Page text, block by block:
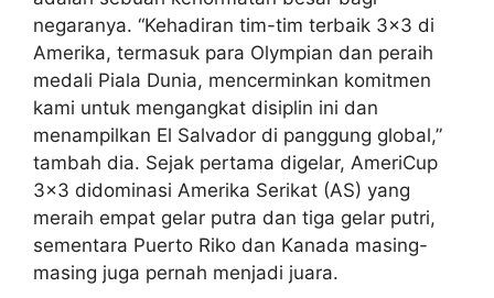
negaranya. “Kehadiran tim-tim terbaik 3×3 di
Amerika, termasuk para Olympian dan peraih
medali Piala Dunia, mencerminkan komitmen
kami untuk mengangkat disiplin ini dan
menampilkan El Salvador di panggung global,”
tambah dia. Sejak pertama digelar, AmeriCup
3×3 didominasi Amerika Serikat (AS) yang
meraih empat gelar putra dan tiga gelar putri,
sementara Puerto Riko dan Kanada masing-
masing juga pernah menjadi juara.